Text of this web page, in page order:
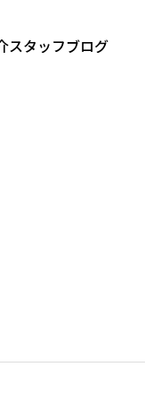
スタッフブログ